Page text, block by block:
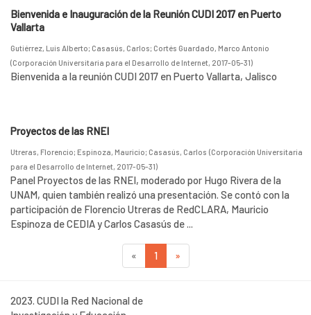
Bienvenida e Inauguración de la Reunión CUDI 2017 en Puerto
Vallarta
Gutiérrez, Luis Alberto; Casasús, Carlos; Cortés Guardado, Marco Antonio
(Corporación Universitaria para el Desarrollo de Internet, 2017-05-31)
Bienvenida a la reunión CUDI 2017 en Puerto Vallarta, Jalisco
Proyectos de las RNEI
Utreras, Florencio; Espinoza, Mauricio; Casasús, Carlos (Corporación Universitaria
para el Desarrollo de Internet, 2017-05-31)
Panel Proyectos de las RNEI, moderado por Hugo Rivera de la
UNAM, quien también realizó una presentación. Se contó con la
participación de Florencio Utreras de RedCLARA, Mauricio
Espinoza de CEDIA y Carlos Casasús de ...
« 1 »
2023. CUDI la Red Nacional de